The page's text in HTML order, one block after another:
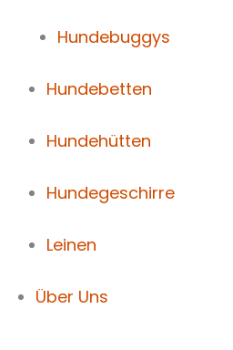
Hundebuggys
Hundebetten
Hundehütten
Hundegeschirre
Leinen
Über Uns